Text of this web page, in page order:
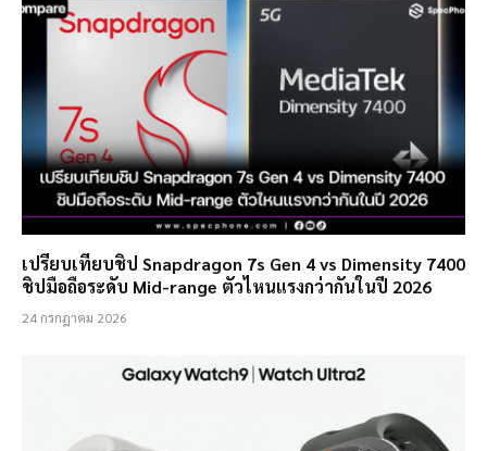
เปรียบเทียบชิป Snapdragon 7s Gen 4 vs Dimensity 7400
ชิปมือถือระดับ Mid-range ตัวไหนแรงกว่ากันในปี 2026
24 กรกฎาคม 2026